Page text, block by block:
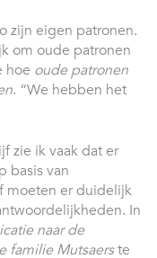
zijn eigen patronen.
om oude patronen
hoe oude patronen
. “We hebben het
zie ik vaak dat er
basis van
moeten er duidelijk
In
naar de
familie Mutsaerste